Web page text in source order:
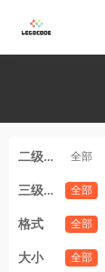
二级分
全部
三级分
全部
格式 全部
大小 全部